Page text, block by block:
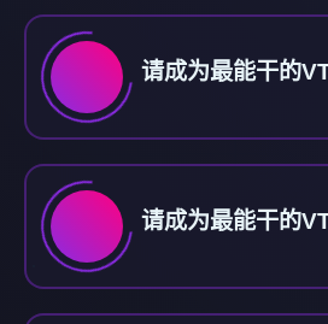
请成为最能干的
请成为最能干的